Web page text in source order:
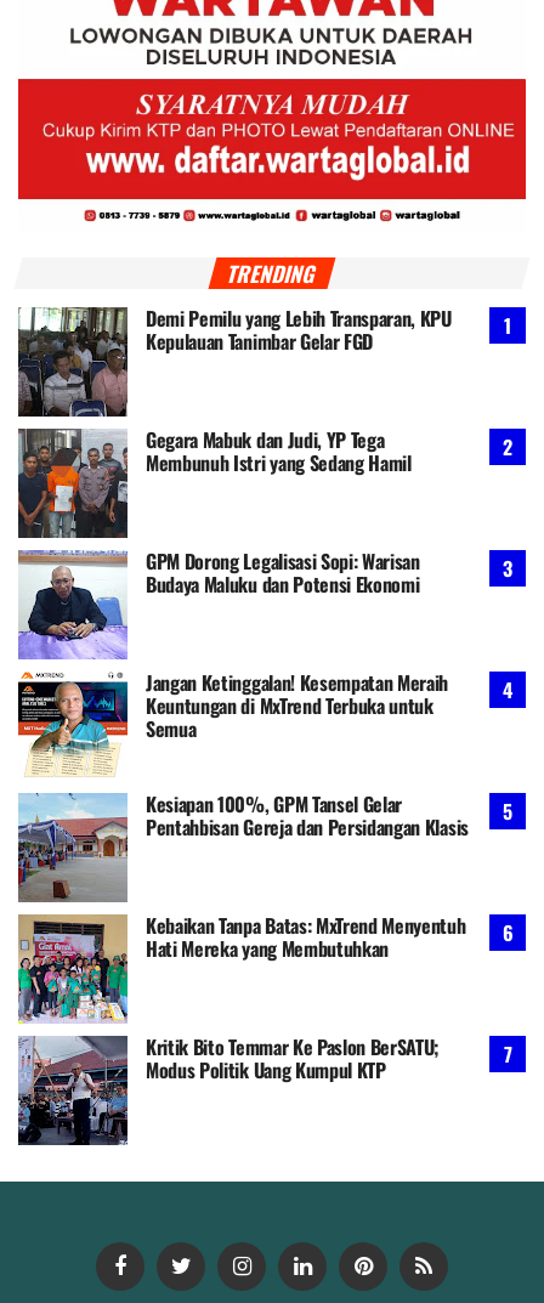
TRENDING
Demi Pemilu yang Lebih Transparan, KPU
Kepulauan Tanimbar Gelar FGD
Gegara Mabuk dan Judi, YP Tega
Membunuh Istri yang Sedang Hamil
GPM Dorong Legalisasi Sopi: Warisan
Budaya Maluku dan Potensi Ekonomi
Jangan Ketinggalan! Kesempatan Meraih
Keuntungan di MxTrend Terbuka untuk
Semua
Kesiapan 100%, GPM Tansel Gelar
Pentahbisan Gereja dan Persidangan Klasis
Kebaikan Tanpa Batas: MxTrend Menyentuh
Hati Mereka yang Membutuhkan
Kritik Bito Temmar Ke Paslon BerSATU;
Modus Politik Uang Kumpul KTP